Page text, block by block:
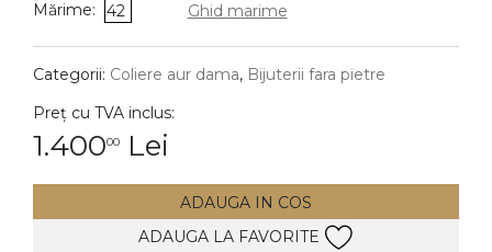
DIAMANTE Vezi toate
Cercei
Mărime: 42 Ghid marime
Categorii: Coliere aur dama, Bijuterii fara pietre
Preț cu TVA inclus:
1.40000 Lei
ADAUGA IN COS
ADAUGA LA FAVORITE